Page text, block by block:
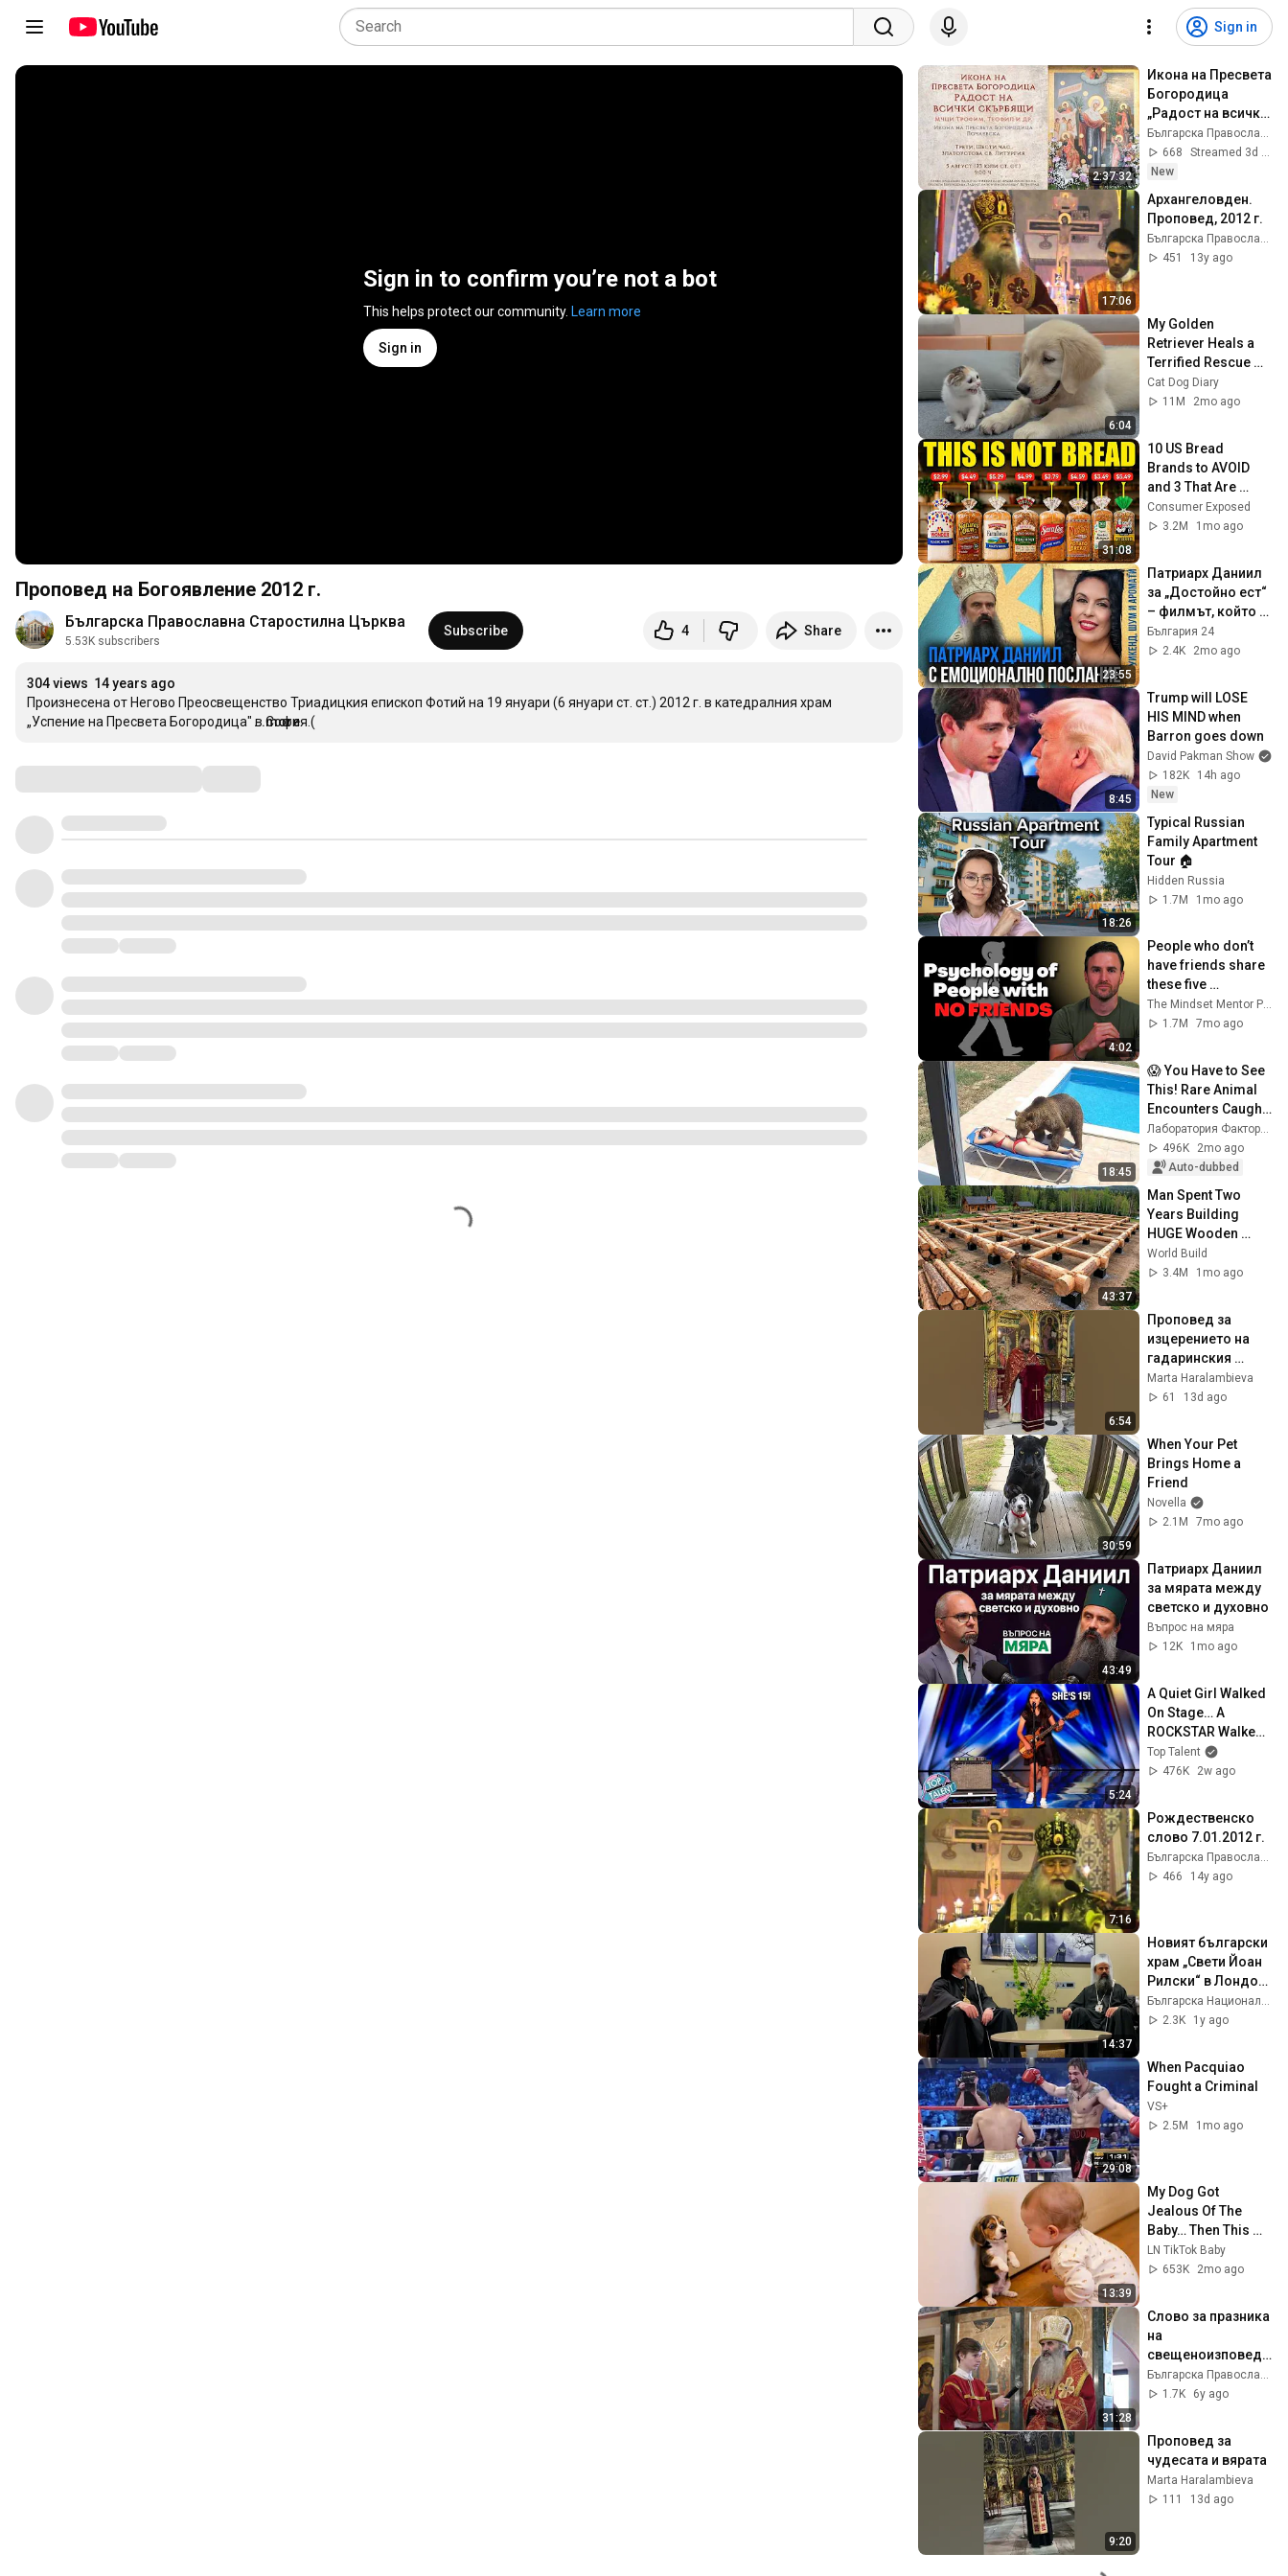
Sign in
Sign in to confirm you’re not a bot
This helps protect our community. Learn more
Sign in
Проповед на Богоявление 2012 г.
Българска Православна Старостилна Църква
5.53K subscribers
Subscribe 4 Share
304 views 14 years ago
Произнесена от Негово Преосвещенство Триадицкия епископ Фотий на 19 януари (6 януари ст. ст.) 2012 г. в катедралния храм
„Успение на Пресвета Богородица" в София.(
...more
2:37:32
Икона на Пресвета
Богородица
„Радост на всички
скърбящи“, 2026 г.
| св. Литургия
Българска Православна Старостилна Църква
668
Streamed 3d ago
New
17:06
Архангеловден.
Проповед, 2012 г.
Българска Православна Старостилна Църква
451
13y ago
6:04
My Golden
Retriever Heals a
Terrified Rescue
Kitten in Just 3
Meetings!
Cat Dog Diary
11M
2mo ago
31:08
10 US Bread
Brands to AVOID
and 3 That Are
Actually Safe
Consumer Exposed
3.2M
1mo ago
23:55
Патриарх Даниил
за „Достойно ест“
– филмът, който
разказва
историята на бълг.
България 24
2.4K
2mo ago
8:45
Trump will LOSE
HIS MIND when
Barron goes down
David Pakman Show
182K
14h ago
New
18:26
Typical Russian
Family Apartment
Tour 🏠
Hidden Russia
1.7M
1mo ago
4:02
People who don’t
have friends share
these five
personality traits
The Mindset Mentor Podcast
1.7M
7mo ago
18:45
😱 You Have to See
This! Rare Animal
Encounters Caught
on Camera / The
Best of 2026
Лаборатория Фактории
496K
2mo ago
Auto-dubbed
43:37
Man Spent Two
Years Building
HUGE Wooden
House for his
Family | Start to
@bjornbrenton
World Build
3.4M
1mo ago
6:54
Проповед за
изцерението на
гадаринския
бесноват
Marta Haralambieva
61
13d ago
30:59
When Your Pet
Brings Home a
Friend
Novella
2.1M
7mo ago
43:49
Патриарх Даниил
за мярата между
светско и духовно
Въпрос на мяра
12K
1mo ago
5:24
A Quiet Girl Walked
On Stage… A
ROCKSTAR Walked
Off!
Top Talent
476K
2w ago
7:16
Рождественско
слово 7.01.2012 г.
Българска Православна Старостилна Църква
466
14y ago
14:37
Новият български
храм „Свети Йоан
Рилски“ в Лондон,
Арт детектив -
21.04.2025
Българска Национална Телевизия БНТ
2.3K
1y ago
29:08
When Pacquiao
Fought a Criminal
VS+
2.5M
1mo ago
13:39
My Dog Got
Jealous Of The
Baby… Then This
Happened 😂🐶
LN TikTok Baby
653K
2mo ago
31:28
Слово за празника
на
свещеноизповедн
ик Виктор,
епископ Ижевски
1.7K
6y ago
9:20
Проповед за
чудесата и вярата
Marta Haralambieva
111
13d ago